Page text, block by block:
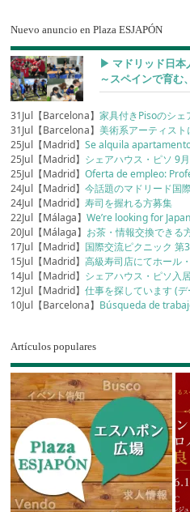
Nuevo anuncio en Plaza ESJAPÓN
▶︎ マドリッド日本
～スペインで育む
31Jul【Barcelona】家具付きPisoのシェ
31Jul【Barcelona】美術系アーティス
25Jul【Madrid】Se alquila
25Jul【Madrid】 シェアハウス・ピソ 9
25Jul【Madrid】Oferta de empleo:
24Jul【Madrid】今話題のマドリード国
24Jul【Madrid】寿司を握れる方募集
22Jul【Málaga】We’re looking for
20Jul【Málaga】 お茶・情報交換できる
17Jul【Madrid】 国際交流ピクニック 第
15Jul【Madrid】高級寿司店にてホール
14Jul【Madrid】 シェアハウス・ピソ入
12Jul【Madrid】仕事を探しています (
10Jul【Barcelona】 Búsqueda de
Artículos populares